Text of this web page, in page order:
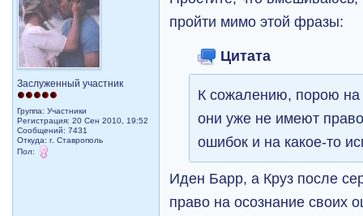
Заслуженный участник
Группа: Участники
Регистрация: 20 Сен 2010, 19:52
Сообщений: 7431
Откуда: г. Ставрополь
Пол:
пройти мимо этой фразы:
Цитата
К сожалению, порою на
они уже не имеют
ошибок и на какое-то
Иден Барр, а Круз после
право на осознание своих